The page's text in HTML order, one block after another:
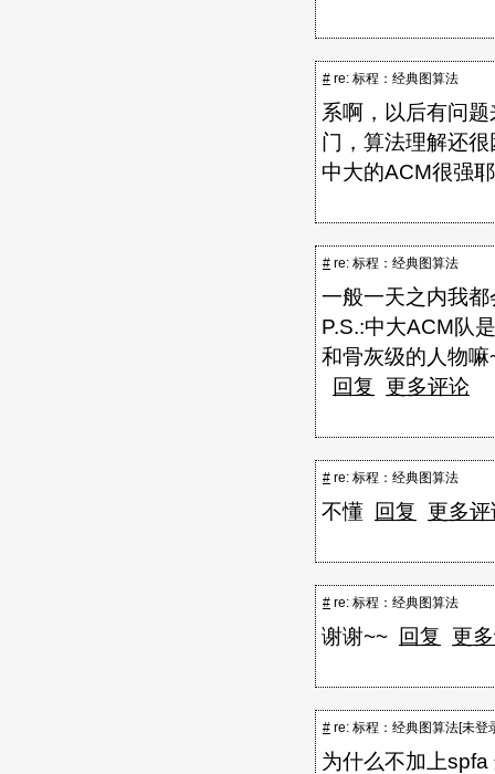
# re: 标程：经典图算法
系啊，以后有问
门，算法理解还
中大的ACM很强
# re: 标程：经典图算法
一般一天之内我
P.S.:中大ACM队
和骨灰级的人物嘛
回复
更多评论
# re: 标程：经典图算法
不懂 回复 更多评
# re: 标程：经典图算法
谢谢~~ 回复 更
# re: 标程：经典图算法[未登
为什么不加上